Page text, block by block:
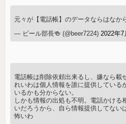
元々が【電話帳】のデータならはなか
— ビール部長🍻 (@beer7224)2022年7
電話帳は削除依頼出来るし、嫌なら載
れいわは個人情報を誰に提供している
いるかも分からない。
しかも情報の出処も不明。電話かける
いだろうから、自ら情報提供してない
怖いわ